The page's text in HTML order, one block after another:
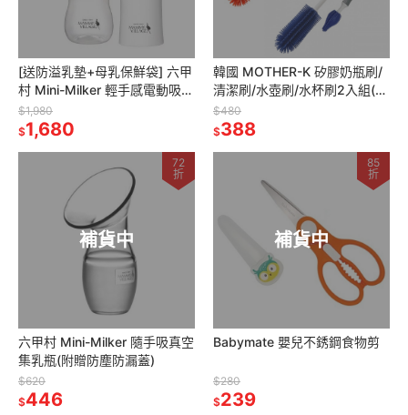
[送防溢乳墊+母乳保鮮袋] 六甲
村 Mini-Milker 輕手感電動吸乳
器
$1,980
$1,680
韓國 MOTHER-K 矽膠奶瓶刷/
清潔刷/水壺刷/水杯刷2入組(柚
子色/藍莓色)
$480
$388
補貨中
72
折
六甲村 Mini-Milker 隨手吸真空
集乳瓶(附贈防塵防漏蓋)
$620
$446
補貨中
85
折
Babymate 嬰兒不銹鋼食物剪
$280
$239